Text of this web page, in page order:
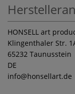
HONSELL art
Klingenthaler Str.
65232 Taunusstein
DE
info@honsellart.de